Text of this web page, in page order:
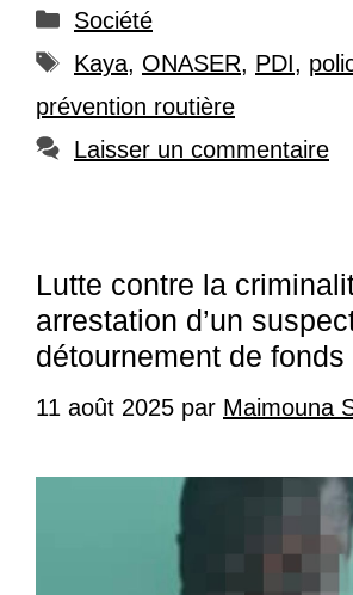
Catégories
Société
Étiquettes
Kaya, ONASER, PDI,
prévention routière
Laisser un commentaire
Lutte contre la
arrestation d’un
détournement de
11 août 2025 par Maimouna